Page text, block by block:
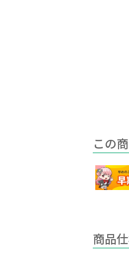
この
商品